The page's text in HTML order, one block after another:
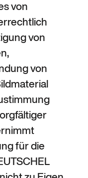
von
von
von
für die